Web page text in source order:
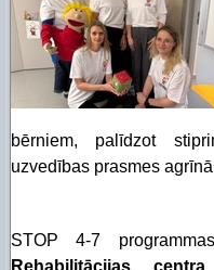
bērniem, palīdzot
uzvedības prasmes
STOP 4-7